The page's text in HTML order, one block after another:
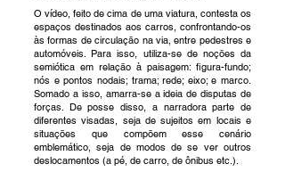
O vídeo, feito de cima de uma viatura, contesta os
espaços destinados aos carros, confrontando-os
às formas de circulação na via, entre pedestres e
automóveis. Para isso, utiliza-se de noções da
semiótica em relação à paisagem: figura-fundo;
nós e pontos nodais; trama; rede; eixo; e marco.
Somado a isso, amarra-se a ideia de disputas de
forças. De posse disso, a narradora parte de
diferentes visadas, seja de sujeitos em locais e
situações que compõem esse cenário
emblemático, seja de modos de se ver outros
deslocamentos (a pé, de carro, de ônibus etc.).